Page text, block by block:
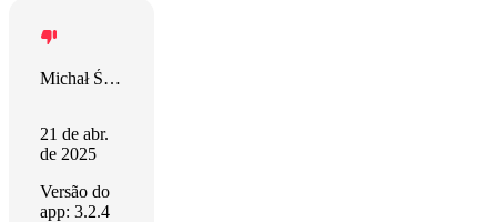
Michał Śnieżyński
21 de abr.
de 2025
Versão do
app: 3.2.4